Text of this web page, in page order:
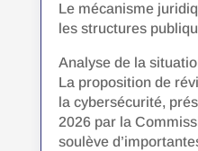
Le mécanisme
les structures
Analyse de la
La proposition de
la cybersécurité,
2026 par la
soulève